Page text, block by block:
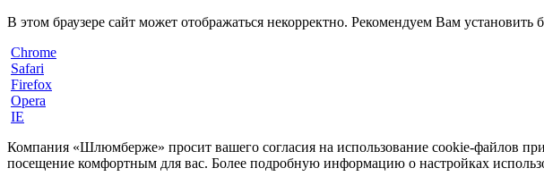
В этом браузере сайт может отображаться некорректно. Рекомендуем Вам установить
Chrome
Safari
Firefox
Opera
IE
Компания «Шлюмберже» просит вашего согласия на использование cookie-файлов
посещение комфортным для вас. Более подробную информацию о настройках